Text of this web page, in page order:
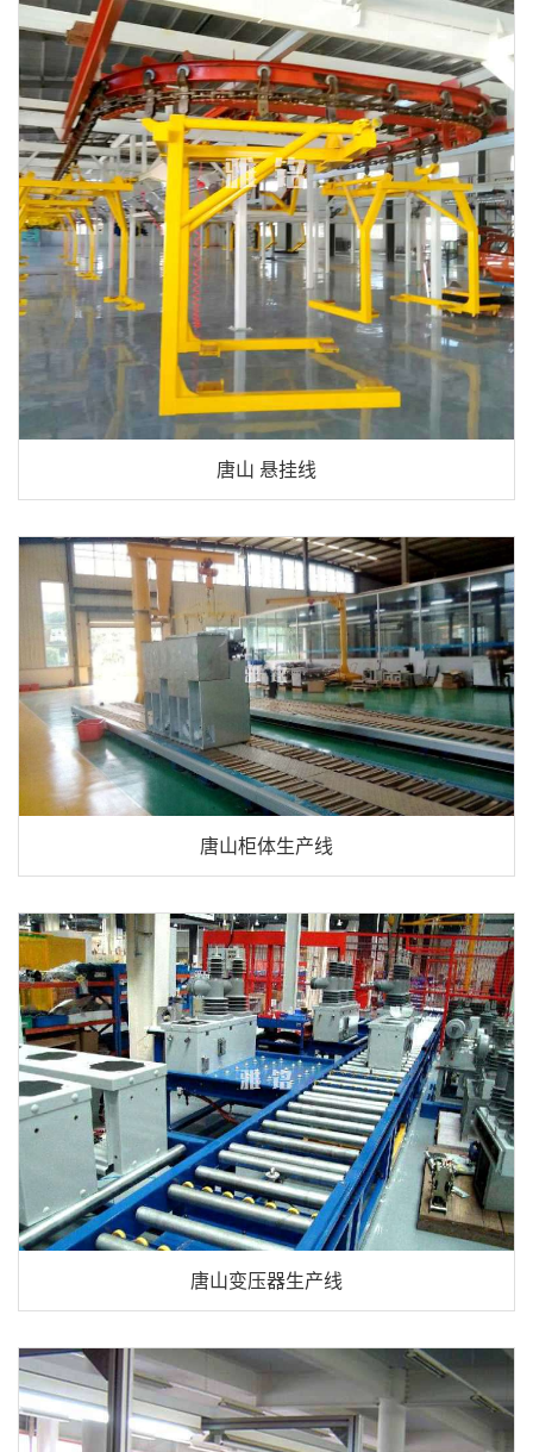
唐山 悬挂线
唐山柜体生产线
唐山变压器生产线